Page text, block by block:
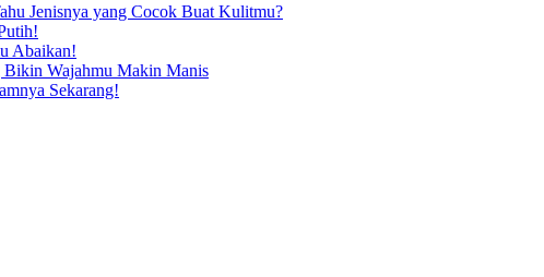
Jenisnya yang Cocok Buat Kulitmu?
Abaikan!
Bikin Wajahmu Makin Manis
Sekarang!